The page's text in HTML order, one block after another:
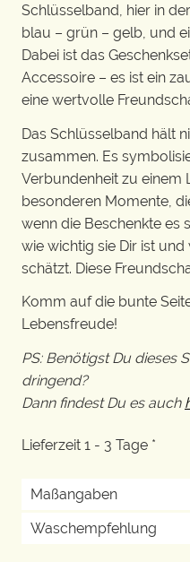
Schlüsselband, hier in
blau – grün – gelb, und
Dabei ist das
Accessoire – es ist ein
eine wertvolle
Das Schlüsselband hält
zusammen. Es
Verbundenheit zu einem
besonderen Momente,
wenn die Beschenkte es
wie wichtig sie Dir ist
schätzt. Diese
Komm auf die bunte
Lebensfreude!
PS: Benötigst Du dieses
dringend?
Dann findest Du es auch
Lieferzeit 1 - 3 Tage *
Maßangaben
Waschempfehlung